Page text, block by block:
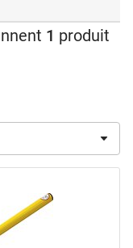
1 produit